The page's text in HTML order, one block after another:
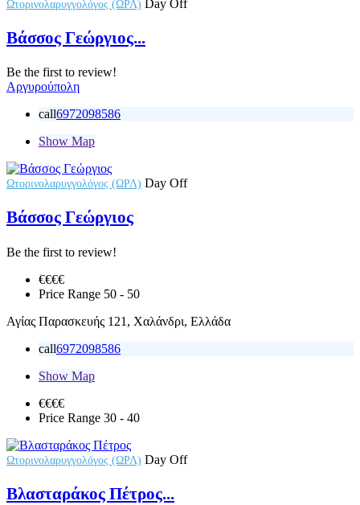
Ωτορινολαρυγγολόγος (ΩΡΛ) Day Off
Βάσσος Γεώργιος...
Be the first to review!
Αργυρούπολη
call6972098586
Show Map
Ωτορινολαρυγγολόγος (ΩΡΛ) Day Off
Βάσσος Γεώργιος
Be the first to review!
€€€€
Price Range 50 - 50
Αγίας Παρασκευής 121, Χαλάνδρι, Ελλάδα
call6972098586
Show Map
€€€€
Price Range 30 - 40
Ωτορινολαρυγγολόγος (ΩΡΛ) Day Off
Βλασταράκος Πέτρος...